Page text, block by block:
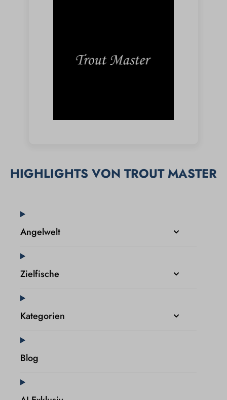
HIGHLIGHTS VON TROUT MASTER
Angelwelt
Zielfische
Kategorien
Blog